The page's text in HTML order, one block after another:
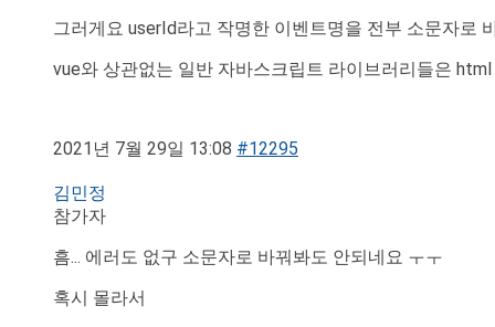
그러게요 userId라고 작명한 이벤트명을 전부 소문자로
vue와 상관없는 일반 자바스크립트 라이브러리들은
2021년 7월 29일 13:08 #12295
김민정
참가자
흠... 에러도 없구 소문자로 바꿔봐도 안되네요 ㅜㅜ
혹시 몰라서